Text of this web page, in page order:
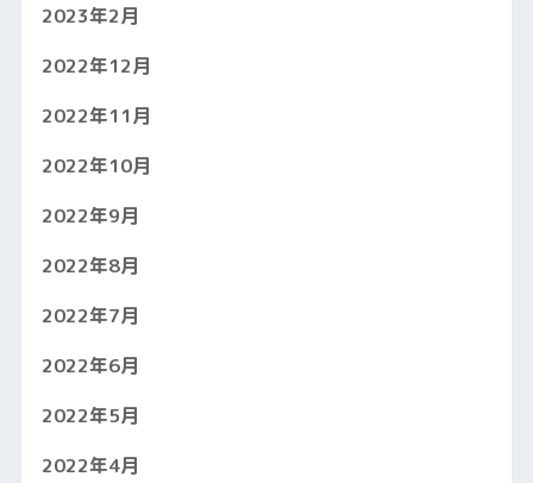
2023年2月
2022年12月
2022年11月
2022年10月
2022年9月
2022年8月
2022年7月
2022年6月
2022年5月
2022年4月